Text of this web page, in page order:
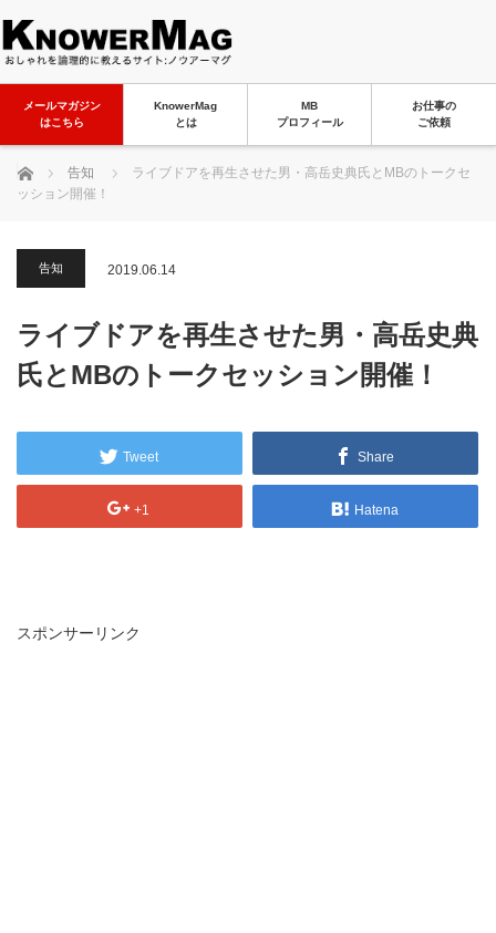
メールマガジン
はこちら
KnowerMag
とは
MB
プロフィール
お仕事の
ご依頼
ホーム 告知
ライブドアを再生させた男・高岳史典氏とMBのトークセ
ッション開催！
告知 2019.06.14
ライブドアを再生させた男・高岳史典
氏とMBのトークセッション開催！
Tweet Share
+1 Hatena
スポンサーリンク